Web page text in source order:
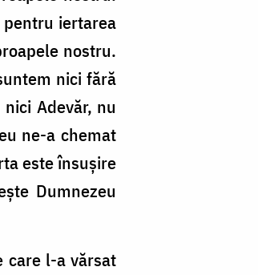
iertarea
nostru.
nici fără
Adevăr, nu
ne-a chemat
este însuşire
Dumnezeu
care l-a vărsat